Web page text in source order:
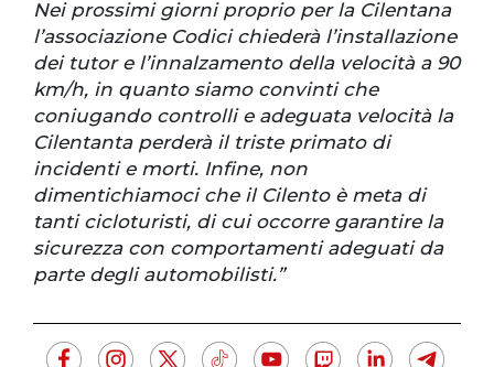
Nei prossimi giorni proprio per la Cilentana
l’associazione Codici chiederà l’installazione
dei tutor e l’innalzamento della velocità a 90
km/h, in quanto siamo convinti che
coniugando controlli e adeguata velocità la
Cilentanta perderà il triste primato di
incidenti e morti. Infine, non
dimentichiamoci che il Cilento è meta di
tanti cicloturisti, di cui occorre garantire la
sicurezza con comportamenti adeguati da
parte degli automobilisti.”